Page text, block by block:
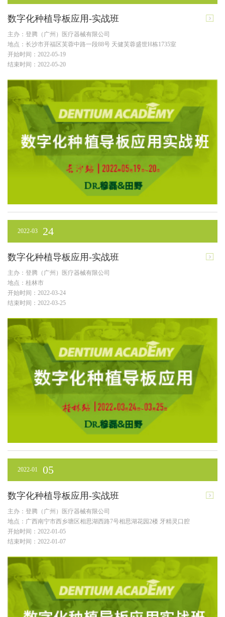
数字化种植导板应用-实战班
主办：登腾（广州）医疗器械有限公司
地点：长沙市开福区芙蓉中路一段88号 天健芙蓉盛世H栋1735室
开始时间：2022-05-19
结束时间：2022-05-20
2022-03 24
数字化种植导板应用-实战班
主办：登腾（广州）医疗器械有限公司
地点：桂林市
开始时间：2022-03-24
结束时间：2022-03-25
2022-01 05
数字化种植导板应用-实战班
主办：登腾（广州）医疗器械有限公司
地点：广西南宁市西乡塘区相思湖西路7号相思湖花园2楼 牙精灵口腔
开始时间：2022-01-05
结束时间：2022-01-07